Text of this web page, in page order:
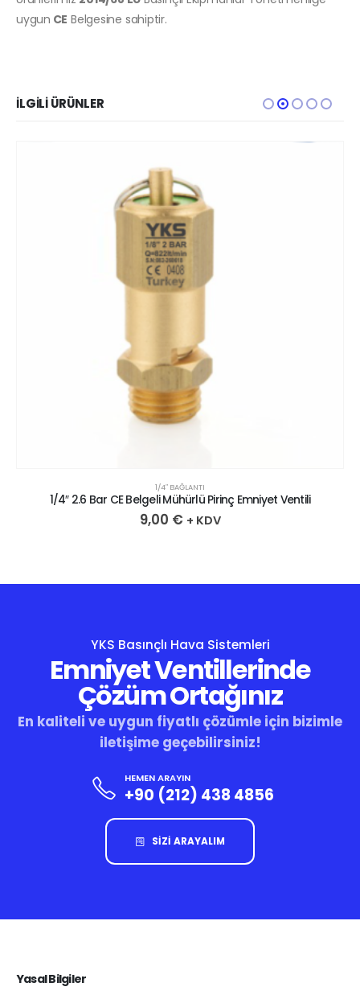
uygun CE Belgesine sahiptir.
İLGILI ÜRÜNLER
1/4″ BAĞLANTI
1/4″ 2.6 Bar CE Belgeli Mühürlü Pirinç Emniyet Ventili
9,00 € + KDV
YKS Basınçlı Hava Sistemleri
Emniyet Ventillerinde
Çözüm Ortağınız
En kaliteli ve uygun fiyatlı çözümle için bizimle
iletişime geçebilirsiniz!
HEMEN ARAYIN
+90 (212) 438 4856
SİZİ ARAYALIM
Yasal Bilgiler